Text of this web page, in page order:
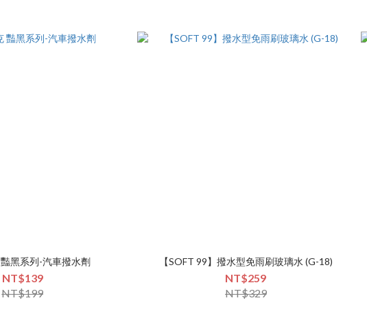
黑系列-汽車撥水劑
NT$139
NT$199
【SOFT 99】撥水型免雨刷玻璃水 (G-18)
NT$259
NT$329